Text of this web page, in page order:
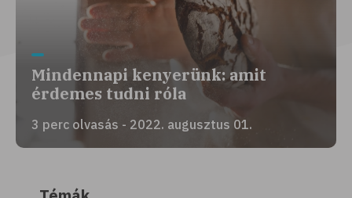
Mindennapi kenyerünk: amit
érdemes tudni róla
3 perc olvasás - 2022. augusztus 01.